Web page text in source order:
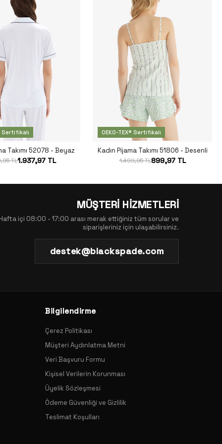
Sertifikalı
Takımı 52078 - Beyaz
TL1.937,97 TL
OEKO-TEX® Sertifikalı
Kadın Pijama Takımı 51806 - Desenli
1.499,95 TL899,97 TL
MÜŞTERİ HİZMETLERİ
içi 08:00 - 17:00 arası merak ettiğiniz tüm sorular ve
siparişleriniz için ulaşabilirsiniz.
destek@blackspade.com
Bilgilendirme
Çerez Politikası
Müşteri Aydınlatma Metni
Veri Başvuru Formu
Kişisel Verilerin Korunması
Üyelik Sözleşmesi
Ödeme Güvenliği ve Gizlilik
Teslimat Koşulları